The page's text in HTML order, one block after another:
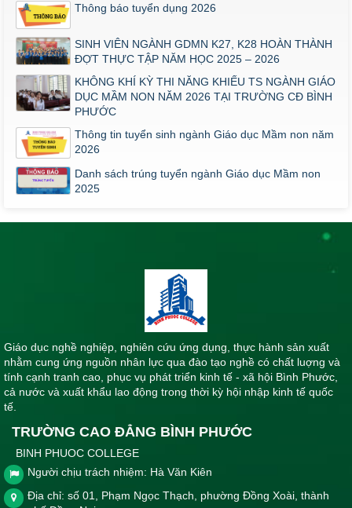
Thông báo tuyển dụng 2026
SINH VIÊN NGÀNH GDMN K27, K28 HOÀN THÀNH
ĐỢT THỰC TẬP NĂM HỌC 2025 – 2026
KHÔNG KHÍ KỲ THI NĂNG KHIẾU TS NGÀNH GIÁO
DỤC MẦM NON NĂM 2026 TẠI TRƯỜNG CĐ BÌNH
PHƯỚC
Thông tin tuyển sinh ngành Giáo dục Mầm non năm
2026
Danh sách trúng tuyển ngành Giáo dục Mầm non
2025
Giáo dục nghề nghiệp, nghiên cứu ứng dụng, thực hành sản xuất
nhằm cung ứng nguồn nhân lực qua đào tạo nghề có chất luợng và
tính cạnh tranh cao, phục vụ phát triển kinh tế - xã hội Bình Phước,
cả nước và xuất khẩu lao động trong thời kỳ hội nhập kinh tế quốc
tế.
TRƯỜNG CAO ĐẲNG BÌNH PHƯỚC
BINH PHUOC COLLEGE
Người chịu trách nhiệm: Hà Văn Kiên
Địa chỉ: số 01, Phạm Ngọc Thạch, phường Đồng Xoài, thành